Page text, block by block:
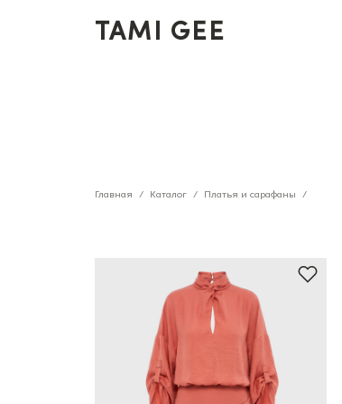
TAMI GEE
Главная Каталог Платья и сарафаны